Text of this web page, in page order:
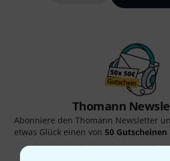
Thomann
Abonniere den Thomann Newsletter
etwas Glück einen von 50 Gutscheinen
Inspirierende Beiträge
Deals